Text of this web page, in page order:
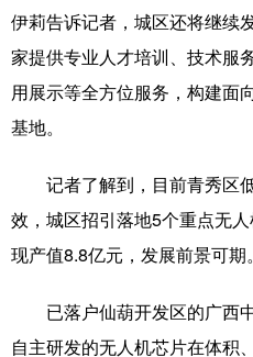
伊莉告诉记者，城区还将继续
家提供专业人才培训、技术服
用展示等全方位服务，构建面
基地。
记者了解到，目前青秀区
效，城区招引落地5个重点无
现产值8.8亿元，发展前景可期。
已落户仙葫开发区的广西
自主研发的无人机芯片在体积